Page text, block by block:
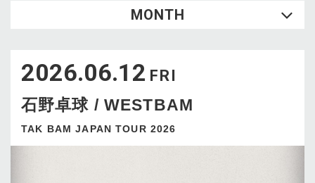
WED
2
3 4 5
16
17 18 19
23
24 25 26
30
31
MONTH
2026.06.12 FRI
石野卓球 / WESTBAM
TAK BAM JAPAN TOUR 2026